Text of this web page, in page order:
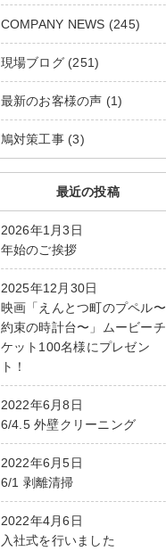
COMPANY NEWS (245)
現場ブログ (251)
最新のお客様の声 (1)
鳩対策工事 (3)
最近の投稿
2026年1月3日
年始のご挨拶
2025年12月30日
映画「えんとつ町のプペル〜
約束の時計台〜」ムービーチ
ケット100名様にプレゼン
ト！
2022年6月8日
6/4.5 外壁クリーニング
2022年6月5日
6/1 剥離清掃
2022年4月6日
入社式を行いました